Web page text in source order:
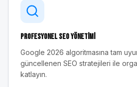
Profesyonel SEO Yönetimi
Google 2026 algoritmasına tam
güncellenen SEO stratejileri ile
katlayın.